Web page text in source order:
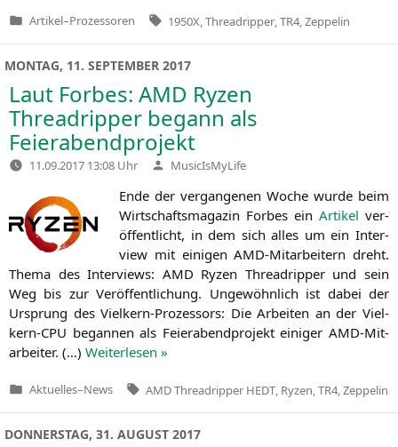
Veröffentlicht
Artikel–Prozessoren Tags:
1950X Threadripper TR4 Zeppelin
MONTAG, 11. SEPTEMBER 2017
Laut Forbes: AMD Ryzen
Threadripper begann als
Feierabendprojekt
11.09.2017 13:08 Uhr Verfasst
von
MusicIsMyLife
Ende der ver­gan­ge­nen Woche wur­de beim
Wirt­schafts­ma­ga­zin For­bes ein Arti­kel ver­
öf­fent­licht, in dem sich alles um ein Inter­
view mit eini­gen AMD-Mit­ar­bei­tern dreht.
The­ma des Inter­views: AMD Ryzen Thre­ad­rip­per und sein
Weg bis zur Ver­öf­fent­li­chung. Unge­wöhn­lich ist dabei der
Ursprung des Viel­kern-Pro­zes­sors: Die Arbei­ten an der Viel­
kern-CPU began­nen als Fei­er­abend­pro­jekt eini­ger AMD-Mit­
ar­bei­ter. (…) Wei­ter­le­sen »
Veröffentlicht
Aktuelles–News Tags:
AMD Threadripper HEDT Ryzen TR4 Zeppelin
DONNERSTAG, 31. AUGUST 2017